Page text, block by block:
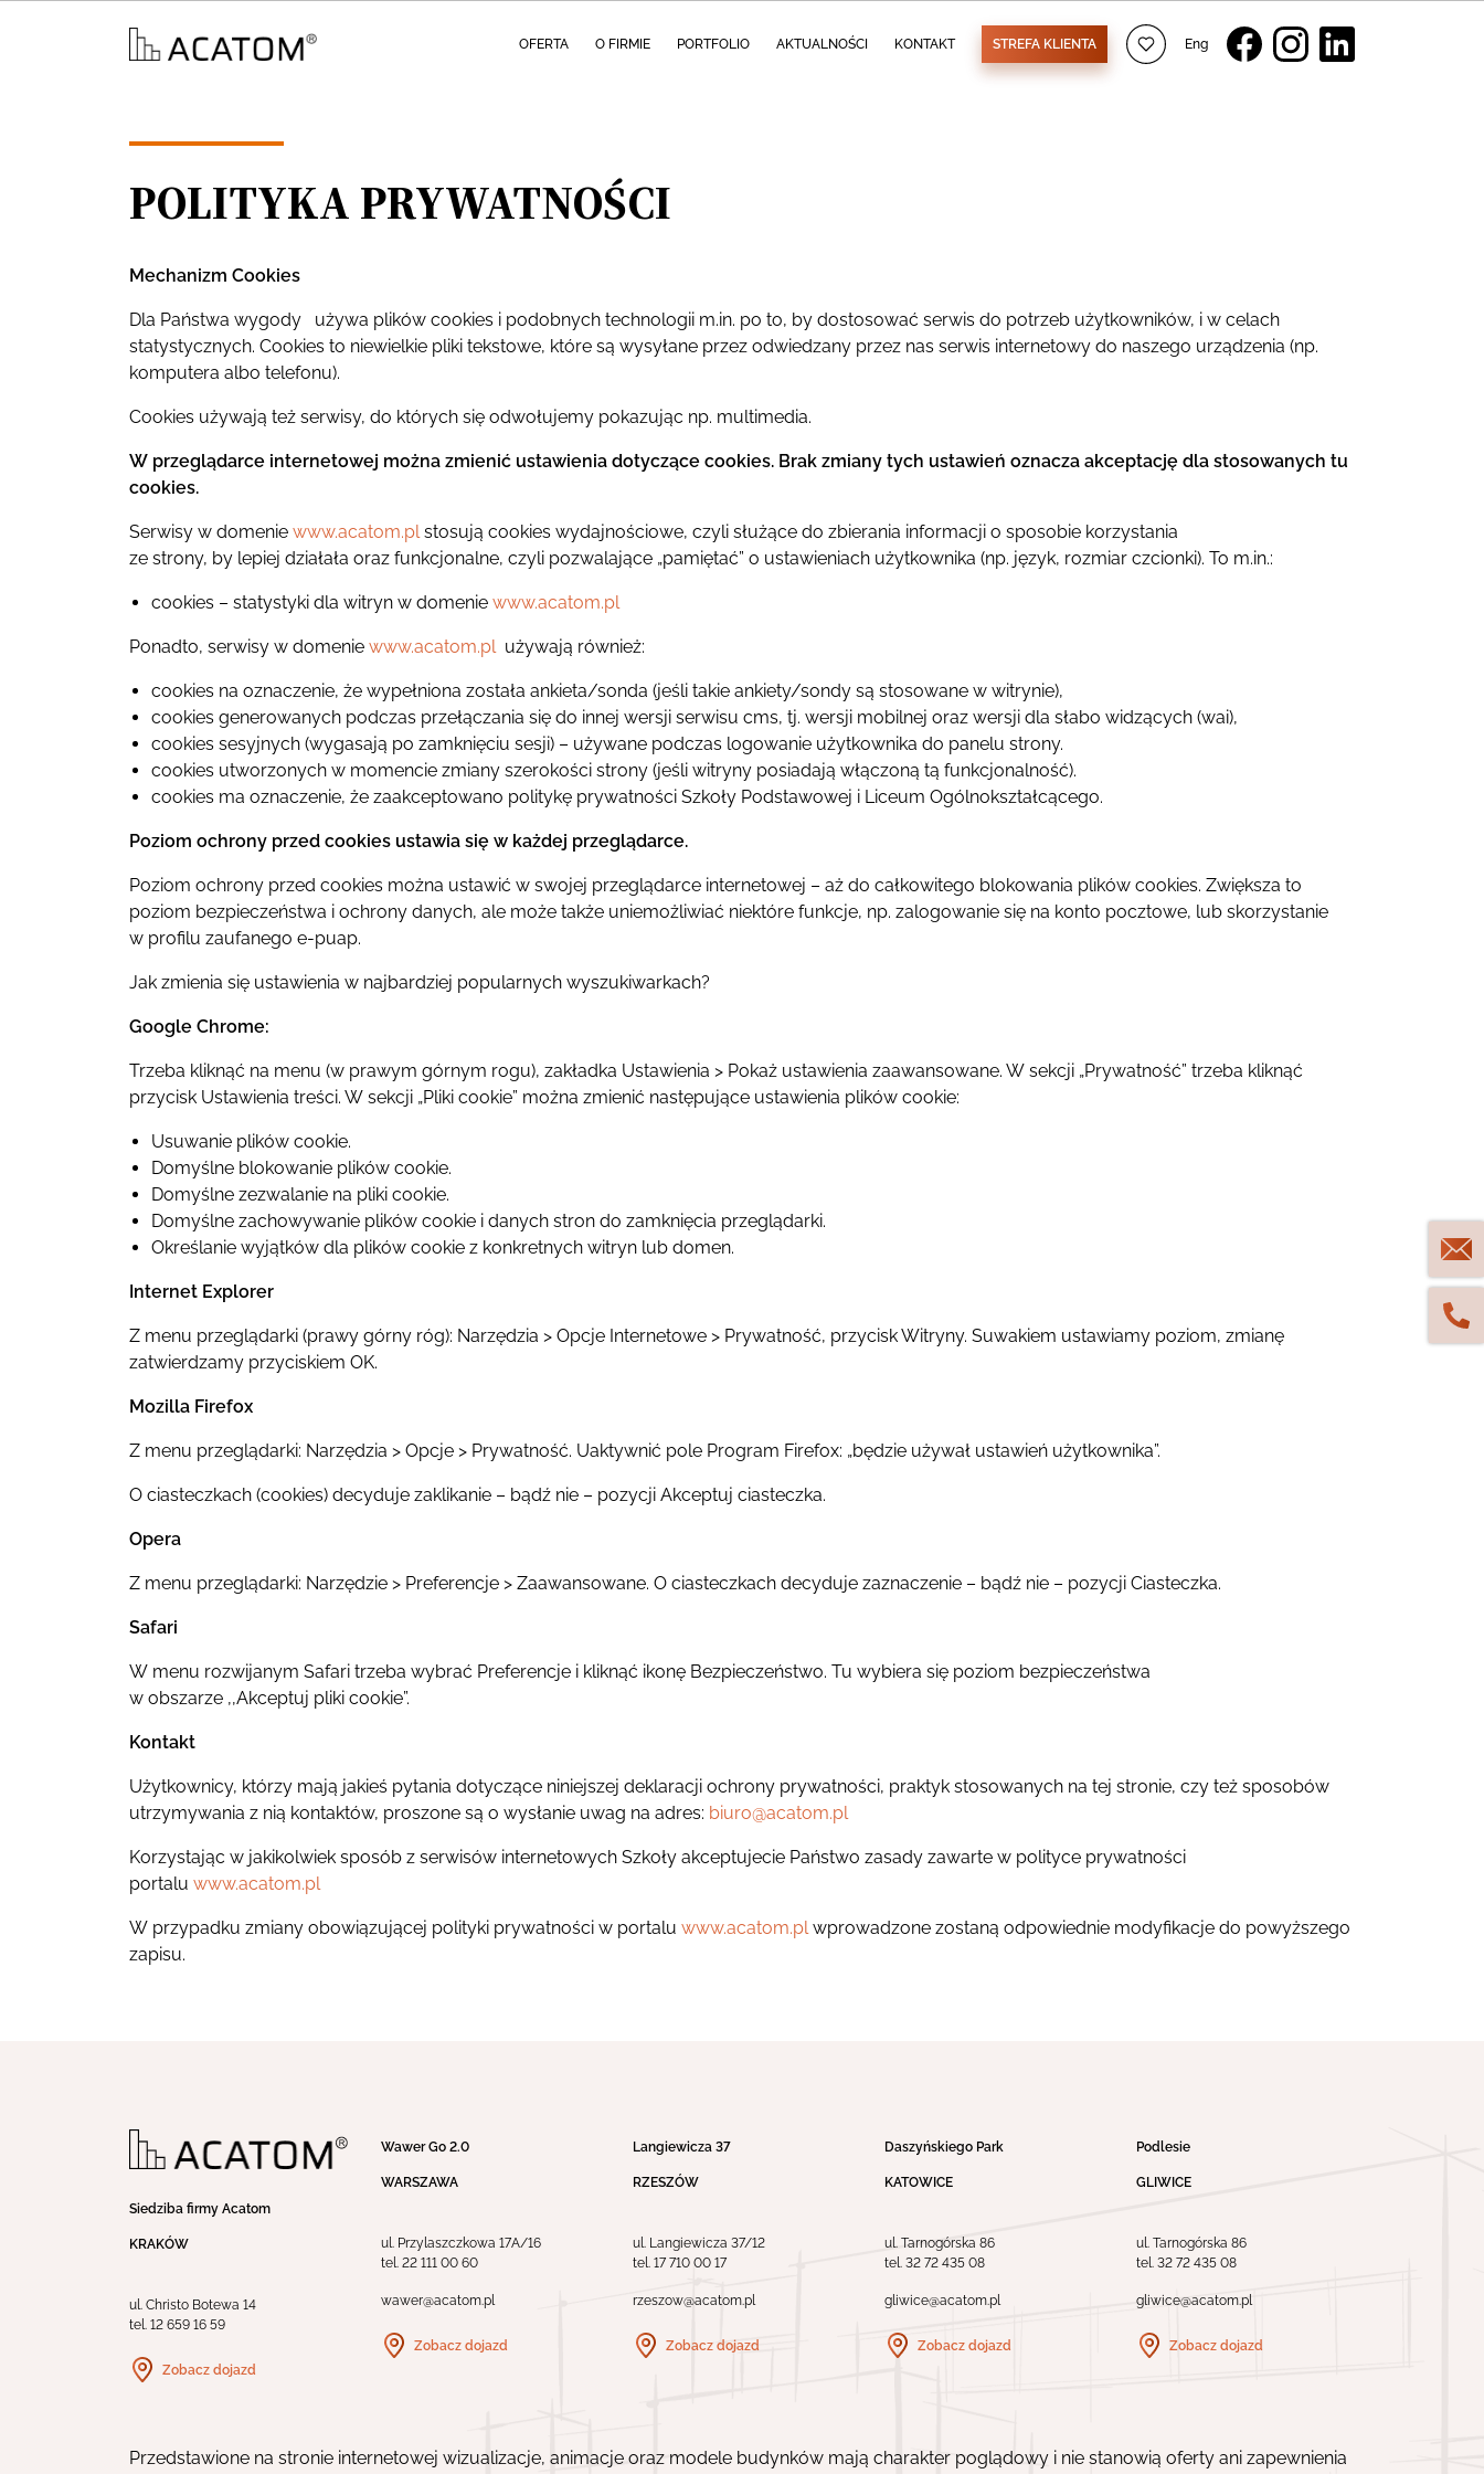
OFERTA O FIRMIE PORTFOLIO AKTUALNOŚCI KONTAKT STREFA KLIENTA Eng
POLITYKA PRYWATNOŚCI
Mechanizm Cookies
Dla Państwa wygody używa plików cookies i podobnych technologii m.in. po to, by dostosować serwis do potrzeb użytkowników, i w celach
statystycznych. Cookies to niewielkie pliki tekstowe, które są wysyłane przez odwiedzany przez nas serwis internetowy do naszego urządzenia (np.
komputera albo telefonu).
Cookies używają też serwisy, do których się odwołujemy pokazując np. multimedia.
W przeglądarce internetowej można zmienić ustawienia dotyczące cookies. Brak zmiany tych ustawień oznacza akceptację dla stosowanych tu
cookies.
Serwisy w domenie www.acatom.plstosują cookies wydajnościowe, czyli służące do zbierania informacji o sposobie korzystania
ze strony, by lepiej działała oraz funkcjonalne, czyli pozwalające „pamiętać” o ustawieniach użytkownika (np. język, rozmiar czcionki). To m.in.:
cookies – statystyki dla witryn w domenie www.acatom.pl
Ponadto, serwisy w domenie www.acatom.plużywają również:
cookies na oznaczenie, że wypełniona została ankieta/sonda (jeśli takie ankiety/sondy są stosowane w witrynie),
cookies generowanych podczas przełączania się do innej wersji serwisu cms, tj. wersji mobilnej oraz wersji dla słabo widzących (wai),
cookies sesyjnych (wygasają po zamknięciu sesji) – używane podczas logowanie użytkownika do panelu strony.
cookies utworzonych w momencie zmiany szerokości strony (jeśli witryny posiadają włączoną tą funkcjonalność).
cookies ma oznaczenie, że zaakceptowano politykę prywatności Szkoły Podstawowej i Liceum Ogólnokształcącego.
Poziom ochrony przed cookies ustawia się w każdej przeglądarce.
Poziom ochrony przed cookies można ustawić w swojej przeglądarce internetowej – aż do całkowitego blokowania plików cookies. Zwiększa to
poziom bezpieczeństwa i ochrony danych, ale może także uniemożliwiać niektóre funkcje, np. zalogowanie się na konto pocztowe, lub skorzystanie
w profilu zaufanego e-puap.
Jak zmienia się ustawienia w najbardziej popularnych wyszukiwarkach?
Google Chrome:
Trzeba kliknąć na menu (w prawym górnym rogu), zakładka Ustawienia > Pokaż ustawienia zaawansowane. W sekcji „Prywatność” trzeba kliknąć
przycisk Ustawienia treści. W sekcji „Pliki cookie” można zmienić następujące ustawienia plików cookie:
Usuwanie plików cookie.
Domyślne blokowanie plików cookie.
Domyślne zezwalanie na pliki cookie.
Domyślne zachowywanie plików cookie i danych stron do zamknięcia przeglądarki.
Określanie wyjątków dla plików cookie z konkretnych witryn lub domen.
Internet Explorer
Z menu przeglądarki (prawy górny róg): Narzędzia > Opcje Internetowe > Prywatność, przycisk Witryny. Suwakiem ustawiamy poziom, zmianę
zatwierdzamy przyciskiem OK.
Mozilla Firefox
Z menu przeglądarki: Narzędzia > Opcje > Prywatność. Uaktywnić pole Program Firefox: „będzie używał ustawień użytkownika”.
O ciasteczkach (cookies) decyduje zaklikanie – bądź nie – pozycji Akceptuj ciasteczka.
Opera
Z menu przeglądarki: Narzędzie > Preferencje > Zaawansowane. O ciasteczkach decyduje zaznaczenie – bądź nie – pozycji Ciasteczka.
Safari
W menu rozwijanym Safari trzeba wybrać Preferencje i kliknąć ikonę Bezpieczeństwo. Tu wybiera się poziom bezpieczeństwa
w obszarze ,,Akceptuj pliki cookie”.
Kontakt
Użytkownicy, którzy mają jakieś pytania dotyczące niniejszej deklaracji ochrony prywatności, praktyk stosowanych na tej stronie, czy też sposobów
utrzymywania z nią kontaktów, proszone są o wysłanie uwag na adres: biuro@acatom.pl
Korzystając w jakikolwiek sposób z serwisów internetowych Szkoły akceptujecie Państwo zasady zawarte w polityce prywatności
portalu www.acatom.pl
W przypadku zmiany obowiązującej polityki prywatności w portalu www.acatom.plwprowadzone zostaną odpowiednie modyfikacje do powyższego
zapisu.
Siedziba firmy Acatom
KRAKÓW
ul. Christo Botewa 14
tel. 12 659 16 59
Zobacz dojazd
Wawer Go 2.0
WARSZAWA
ul. Przylaszczkowa 17A/16
tel. 22 111 00 60
wawer@acatom.pl
Zobacz dojazd
Langiewicza 37
RZESZÓW
ul. Langiewicza 37/12
tel. 17 710 00 17
rzeszow@acatom.pl
Zobacz dojazd
Daszyńskiego Park
KATOWICE
ul. Tarnogórska 86
tel. 32 72 435 08
gliwice@acatom.pl
Zobacz dojazd
Podlesie
GLIWICE
ul. Tarnogórska 86
tel. 32 72 435 08
gliwice@acatom.pl
Zobacz dojazd
Przedstawione na stronie internetowej wizualizacje, animacje oraz modele budynków mają charakter poglądowy i nie stanowią oferty ani zapewnienia